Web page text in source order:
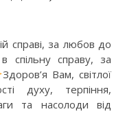
спільну справу, за
Здоров’я Вам, світлої
духу, терпіння,
та насолоди від